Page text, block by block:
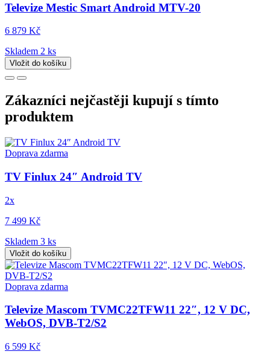
Televize Mestic Smart Android MTV-20
6 879 Kč
Skladem 2 ks
Vložit do košíku
Zákazníci nejčastěji kupují s tímto
produktem
Doprava zdarma
TV Finlux 24″ Android TV
2x
7 499 Kč
Skladem 3 ks
Vložit do košíku
Doprava zdarma
Televize Mascom TVMC22TFW11 22″, 12 V DC,
WebOS, DVB-T2/S2
6 599 Kč